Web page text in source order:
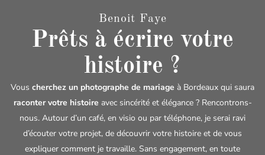
Benoit Faye
Prêts à écrire votre
histoire ?
Vous cherchez un photographe de mariage à Bordeaux qui saura
raconter votre histoire avec sincérité et élégance ? Rencontrons-
nous. Autour d’un café, en visio ou par téléphone, je serai ravi
d’écouter votre projet, de découvrir votre histoire et de vous
expliquer comment je travaille. Sans engagement, en toute